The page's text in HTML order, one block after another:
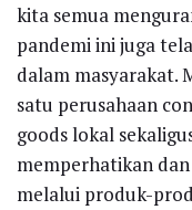
kita semua
pandemi ini juga
dalam masyarakat.
satu perusahaan
goods lokal
memperhatikan
melalui produk-